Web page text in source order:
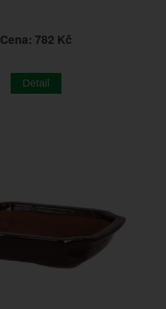
Cena: 782 Kč
Detail